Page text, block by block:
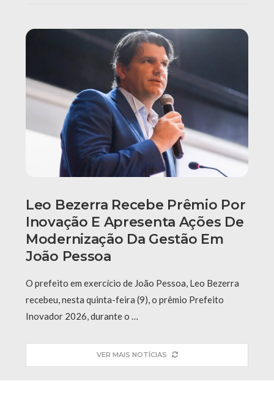
Leo Bezerra Recebe Prêmio Por
Inovação E Apresenta Ações De
Modernização Da Gestão Em
João Pessoa
O prefeito em exercício de João Pessoa, Leo Bezerra
recebeu, nesta quinta-feira (9), o prêmio Prefeito
Inovador 2026, durante o …
VER MAIS NOTÍCIAS